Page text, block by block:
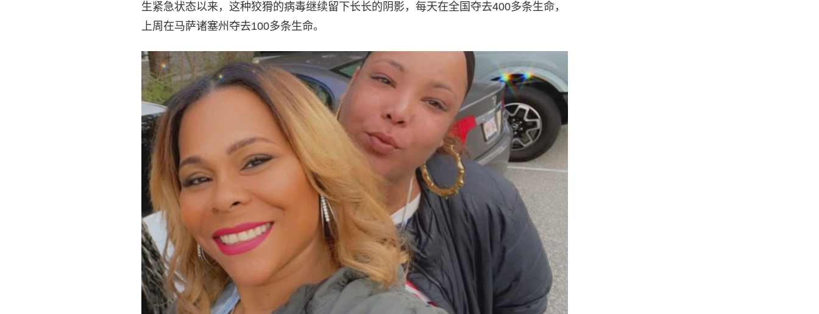
生紧急状态以来，这种狡猾的病毒继续留下长长的阴影，每天在全国夺去400多条生命，
上周在马萨诸塞州夺去100多条生命。